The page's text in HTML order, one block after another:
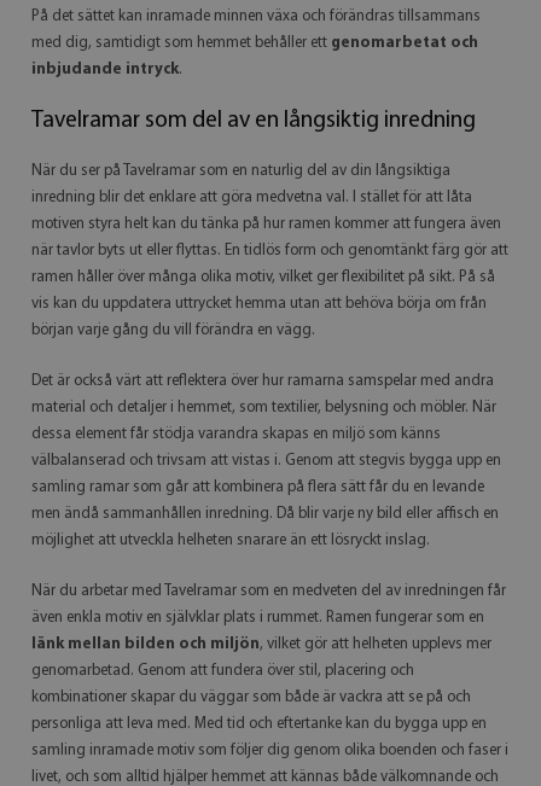
På det sättet kan inramade minnen växa och förändras tillsammans
med dig, samtidigt som hemmet behåller ett genomarbetat och
inbjudande intryck.
Tavelramar som del av en långsiktig inredning
När du ser på Tavelramar som en naturlig del av din långsiktiga
inredning blir det enklare att göra medvetna val. I stället för att låta
motiven styra helt kan du tänka på hur ramen kommer att fungera även
när tavlor byts ut eller flyttas. En tidlös form och genomtänkt färg gör att
ramen håller över många olika motiv, vilket ger flexibilitet på sikt. På så
vis kan du uppdatera uttrycket hemma utan att behöva börja om från
början varje gång du vill förändra en vägg.
Det är också värt att reflektera över hur ramarna samspelar med andra
material och detaljer i hemmet, som textilier, belysning och möbler. När
dessa element får stödja varandra skapas en miljö som känns
välbalanserad och trivsam att vistas i. Genom att stegvis bygga upp en
samling ramar som går att kombinera på flera sätt får du en levande
men ändå sammanhållen inredning. Då blir varje ny bild eller affisch en
möjlighet att utveckla helheten snarare än ett lösryckt inslag.
När du arbetar med Tavelramar som en medveten del av inredningen får
även enkla motiv en självklar plats i rummet. Ramen fungerar som en
länk mellan bilden och miljön, vilket gör att helheten upplevs mer
genomarbetad. Genom att fundera över stil, placering och
kombinationer skapar du väggar som både är vackra att se på och
personliga att leva med. Med tid och eftertanke kan du bygga upp en
samling inramade motiv som följer dig genom olika boenden och faser i
livet, och som alltid hjälper hemmet att kännas både välkomnande och